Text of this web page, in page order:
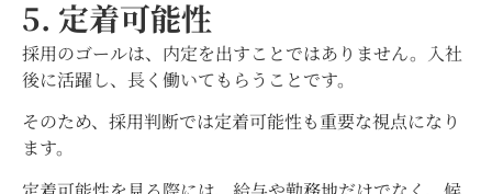
5. 定着可能性
採用のゴールは、内定を出すことではありません。入社
後に活躍し、長く働いてもらうことです。
そのため、採用判断では定着可能性も重要な視点になり
ます。